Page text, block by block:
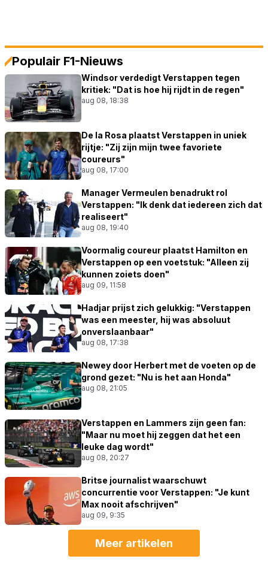
Populair F1-Nieuws
Windsor verdedigt Verstappen tegen
kritiek: "Dat is hoe hij rijdt in de regen"
aug 08, 18:38
De la Rosa plaatst Verstappen in uniek
rijtje: "Zij zijn mijn twee favoriete
coureurs"
aug 08, 17:00
Manager Vermeulen benadrukt rol
Verstappen: "Ik denk dat iedereen zich dat
realiseert"
aug 08, 19:40
Voormalig coureur plaatst Hamilton en
Verstappen op een voetstuk: "Alleen zij
kunnen zoiets doen"
aug 09, 11:58
Hadjar prijst zich gelukkig: "Verstappen
was een meester, hij was absoluut
onverslaanbaar"
aug 08, 17:38
Newey door Herbert met de voeten op de
grond gezet: "Nu is het aan Honda"
aug 08, 21:05
Verstappen en Lammers zijn geen fan:
"Maar nu moet hij zeggen dat het een
leuke dag wordt"
aug 08, 20:27
Britse journalist waarschuwt
concurrentie voor Verstappen: "Je kunt
Max nooit afschrijven"
aug 09, 9:35
Meer artikelen